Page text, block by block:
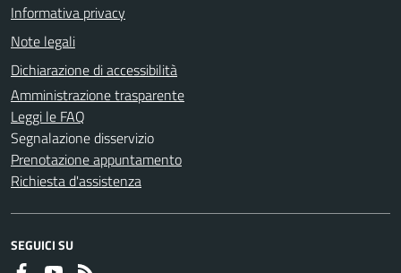
Informativa privacy
Note legali
Dichiarazione di accessibilità
Amministrazione trasparente
Leggi le FAQ
Segnalazione disservizio
Prenotazione appuntamento
Richiesta d'assistenza
SEGUICI SU